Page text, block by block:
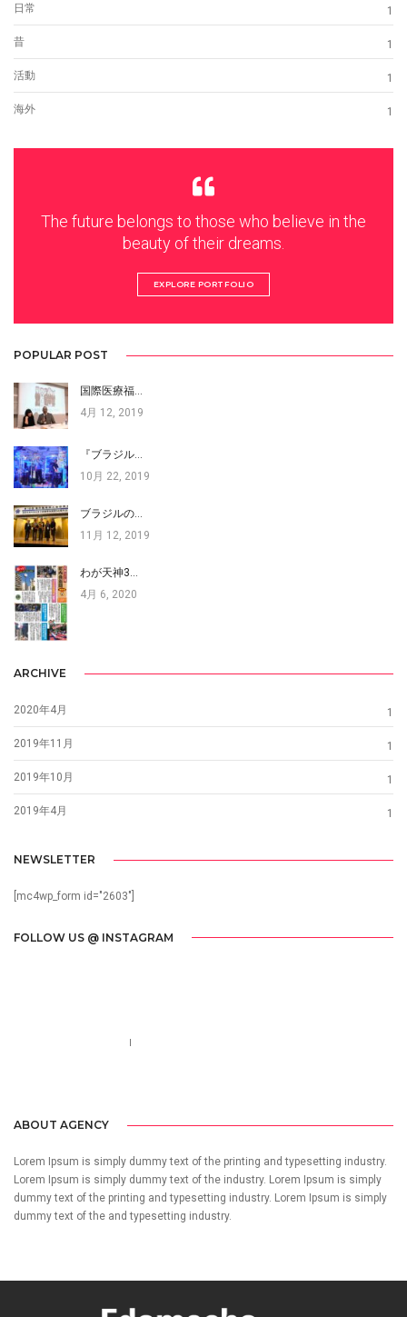
日常 1
昔 1
活動 1
海外 1
The future belongs to those who believe in the
beauty of their dreams.
EXPLORE PORTFOLIO
POPULAR POST
国際医療福…
4月 12, 2019
『ブラジル…
10月 22, 2019
ブラジルの…
11月 12, 2019
わが天神3…
4月 6, 2020
ARCHIVE
2020年4月 1
2019年11月 1
2019年10月 1
2019年4月 1
NEWSLETTER
[mc4wp_form id="2603"]
FOLLOW US @ INSTAGRAM
ABOUT AGENCY
Lorem Ipsum is simply dummy text of the printing and typesetting industry.
Lorem Ipsum is simply dummy text of the industry. Lorem Ipsum is simply
dummy text of the printing and typesetting industry. Lorem Ipsum is simply
dummy text of the and typesetting industry.